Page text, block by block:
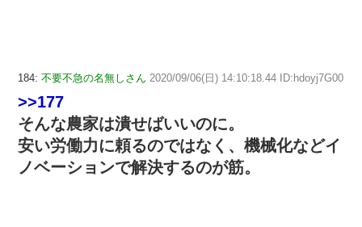
184: 不要不急の名無しさん 2020/09/06(日) 14:10:18.44 ID:hdoyj7G00
>>177
そんな農家は潰せばいいのに。
安い労働力に頼るのではなく、機械化などイ
ノベーションで解決するのが筋。